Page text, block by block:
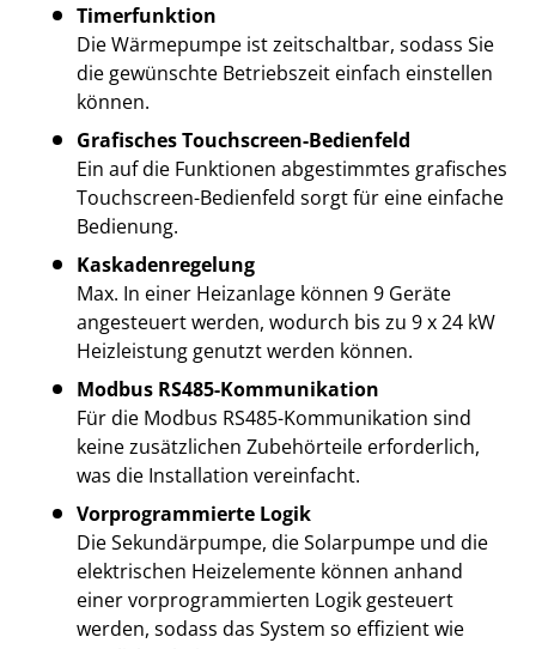
Timerfunktion
Die Wärmepumpe ist zeitschaltbar, sodass Sie
die gewünschte Betriebszeit einfach einstellen
können.
Grafisches Touchscreen-Bedienfeld
Ein auf die Funktionen abgestimmtes grafisches
Touchscreen-Bedienfeld sorgt für eine einfache
Bedienung.
Kaskadenregelung
Max. In einer Heizanlage können 9 Geräte
angesteuert werden, wodurch bis zu 9 x 24 kW
Heizleistung genutzt werden können.
Modbus RS485-Kommunikation
Für die Modbus RS485-Kommunikation sind
keine zusätzlichen Zubehörteile erforderlich,
was die Installation vereinfacht.
Vorprogrammierte Logik
Die Sekundärpumpe, die Solarpumpe und die
elektrischen Heizelemente können anhand
einer vorprogrammierten Logik gesteuert
werden, sodass das System so effizient wie